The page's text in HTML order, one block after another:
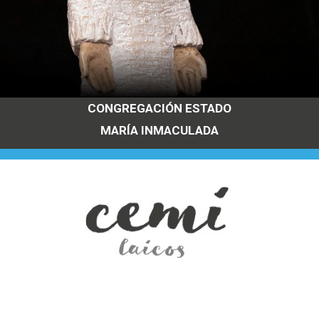
FOTO 2
CONGREGACIÓN ESTADO
MARÍA INMACULADA